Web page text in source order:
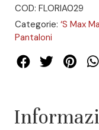
COD: FLORIA029
Categorie: ‘S Max
Pantaloni